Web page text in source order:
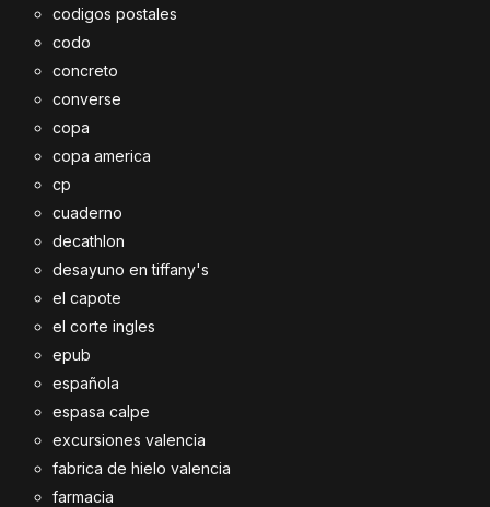
codigos postales
codo
concreto
converse
copa
copa america
cp
cuaderno
decathlon
desayuno en tiffany's
el capote
el corte ingles
epub
española
espasa calpe
excursiones valencia
fabrica de hielo valencia
farmacia